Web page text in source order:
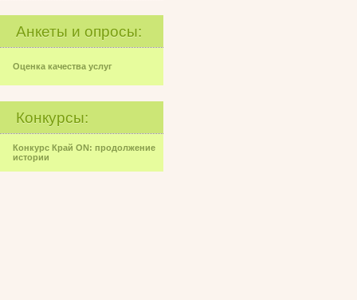
Анкеты и опросы:
Оценка качества услуг
Конкурсы:
Конкурс Край ON: продолжение
истории